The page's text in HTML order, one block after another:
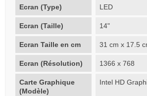
Ecran (Type) LED
Ecran (Taille) 14"
Ecran Taille en cm 31 cm x 17.5
Ecran (Résolution) 1366 x 768
Carte Graphique
(Modèle)
Intel HD